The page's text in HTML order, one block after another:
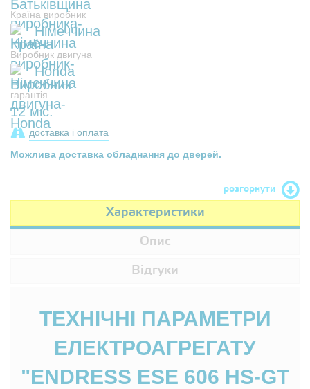
Країна виробник
Німеччина
Виробник двигуна
Honda
гарантія
12 міс.
доставка і оплата
Можлива доставка обладнання до дверей.
розгорнути
Характеристики
Опис
Відгуки
ТЕХНІЧНІ ПАРАМЕТРИ
ЕЛЕКТРОАГРЕГАТУ
"ENDRESS ESE 606 HS-GT